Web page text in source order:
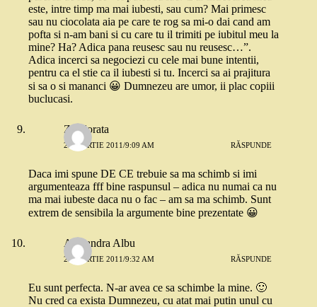
este, intre timp ma mai iubesti, sau cum? Mai primesc
sau nu ciocolata aia pe care te rog sa mi-o dai cand am
pofta si n-am bani si cu care tu il trimiti pe iubitul meu la
mine? Ha? Adica pana reusesc sau nu reusesc…”.
Adica incerci sa negociezi cu cele mai bune intentii,
pentru ca el stie ca il iubesti si tu. Incerci sa ai prajitura
si sa o si mananci 😀 Dumnezeu are umor, ii plac copiii
buclucasi.
Zicolorata
29 MARTIE 2011/9:09 AM RĂSPUNDE
Daca imi spune DE CE trebuie sa ma schimb si imi
argumenteaza fff bine raspunsul – adica nu numai ca nu
ma mai iubeste daca nu o fac – am sa ma schimb. Sunt
extrem de sensibila la argumente bine prezentate 😀
Alexandra Albu
29 MARTIE 2011/9:32 AM RĂSPUNDE
Eu sunt perfecta. N-ar avea ce sa schimbe la mine. 🙂
Nu cred ca exista Dumnezeu, cu atat mai putin unul cu